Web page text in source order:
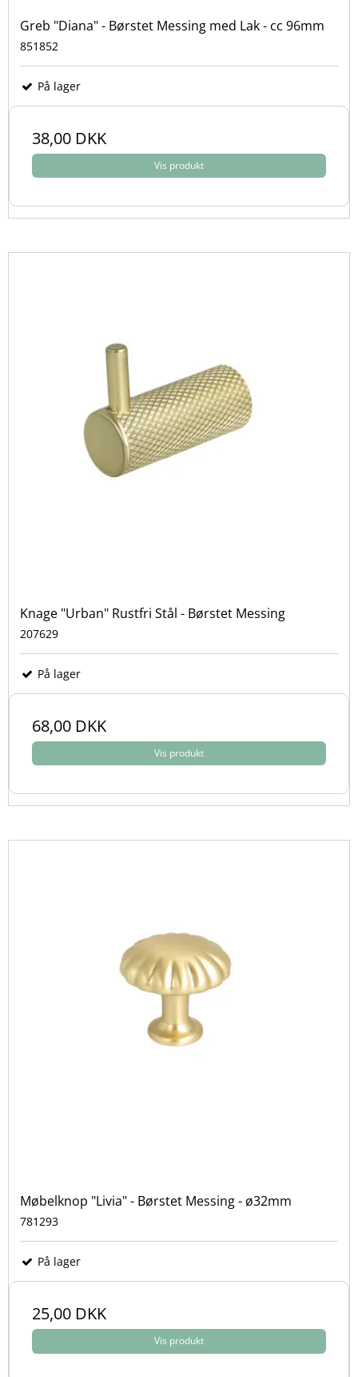
Greb "Diana" - Børstet Messing med Lak - cc 96mm
851852
På lager
38,00 DKK
Vis produkt
Knage "Urban" Rustfri Stål - Børstet Messing
207629
På lager
68,00 DKK
Vis produkt
Møbelknop "Livia" - Børstet Messing - ø32mm
781293
På lager
25,00 DKK
Vis produkt